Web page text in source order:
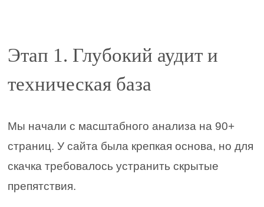
Этап 1. Глубокий аудит и
техническая база
Мы начали с масштабного анализа на 90+
страниц. У сайта была крепкая основа, но для
скачка требовалось устранить скрытые
препятствия.